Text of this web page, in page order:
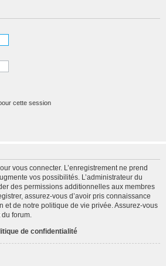
cette session
vous connecter. L’enregistrement ne prend
vos possibilités. L’administrateur du
des permissions additionnelles aux membres
assurez-vous d’avoir pris connaissance
et de notre politique de vie privée. Assurez-vous
forum.
de confidentialité